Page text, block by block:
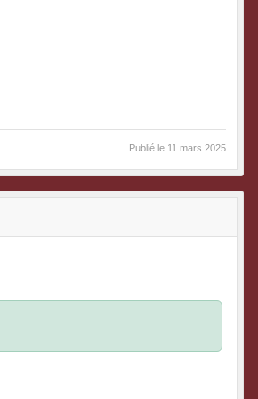
Publié le 11 mars 2025